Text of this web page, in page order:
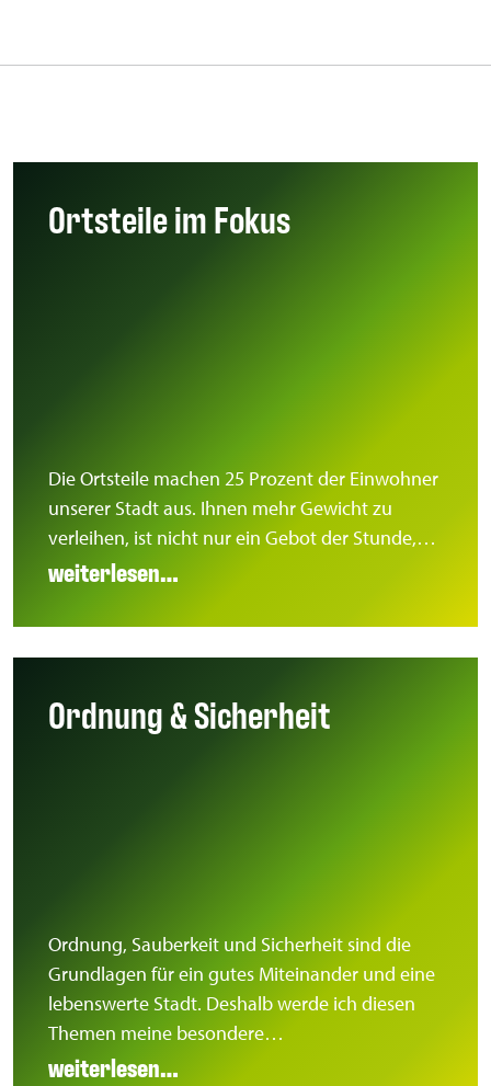
Ortsteile im Fokus
Die Ortsteile machen 25 Prozent der Einwohner
unserer Stadt aus. Ihnen mehr Gewicht zu
verleihen, ist nicht nur ein Gebot der Stunde,…
weiterlesen…
Ordnung & Sicherheit
Ordnung, Sauberkeit und Sicherheit sind die
Grundlagen für ein gutes Miteinander und eine
lebenswerte Stadt. Deshalb werde ich diesen
Themen meine besondere…
weiterlesen…